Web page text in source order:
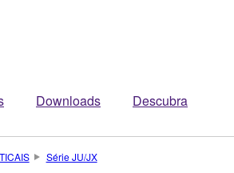
Downloads Descubra
Série JU/JX